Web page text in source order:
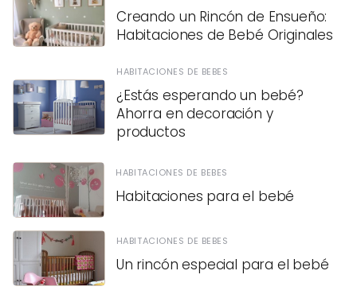
Creando un Rincón de Ensueño:
Habitaciones de Bebé Originales
HABITACIONES DE BEBES
¿Estás esperando un bebé?
Ahorra en decoración y
productos
HABITACIONES DE BEBES
Habitaciones para el bebé
HABITACIONES DE BEBES
Un rincón especial para el bebé